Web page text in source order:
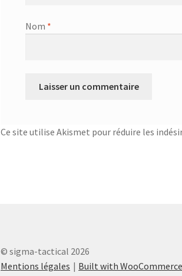
Nom *
Ce site utilise Akismet pour réduire les
© sigma-tactical 2026
Mentions légales
Built with WooCommerce